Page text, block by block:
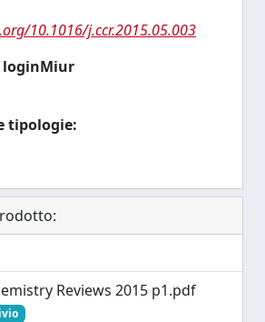
10.1016/j.ccr.2015.05.003
tipologie:
Reviews 2015 p1.pdf